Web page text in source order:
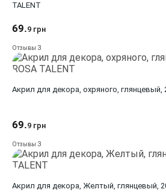
TALENT
69.9 грн
Отзывы 3
Акрил для декора, охряного, глянцевый,
69.9 грн
Отзывы 3
Акрил для декора, Желтый, глянцевый,